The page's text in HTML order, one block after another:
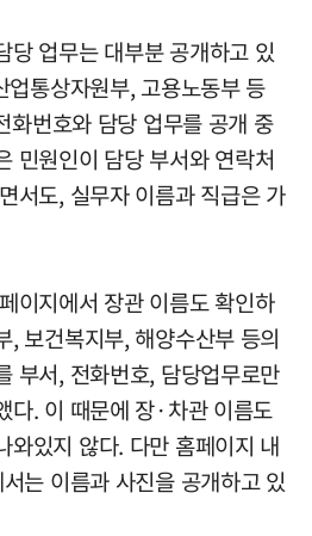
당 업무는 대부분 공개하고 있
통상자원부, 고용노동부 등
번호와 담당 업무를 공개 중
민원인이 담당 부서와 연락처
서도, 실무자 이름과 직급은 가
이지에서 장관 이름도 확인하
, 보건복지부, 해양수산부 등의
부서, 전화번호, 담당업무로만
다. 이 때문에 장·차관 이름도
와있지 않다. 다만 홈페이지 내
는 이름과 사진을 공개하고 있